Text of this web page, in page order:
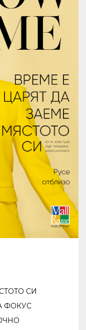
СИ
ФОКУС
ДАННИ